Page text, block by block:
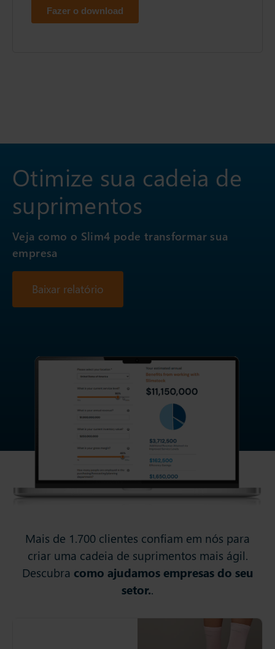
Otimize sua cadeia de
suprimentos
Veja como o Slim4 pode transformar sua
empresa
Baixar relatório
Mais de 1.700 clientes confiam em nós para
criar uma cadeia de suprimentos mais ágil.
Descubra como ajudamos empresas do seu
setor..